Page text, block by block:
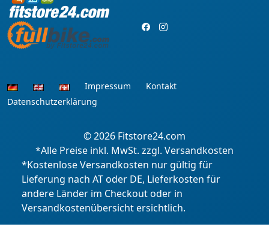
Impressum
Kontakt
Datenschutzerklärung
© 2026 Fitstore24.com
*Alle Preise inkl. MwSt. zzgl. Versandkosten
*Kostenlose Versandkosten nur gültig für
Lieferung nach AT oder DE, Lieferkosten für
andere Länder im Checkout oder in
Versandkostenübersicht ersichtlich.